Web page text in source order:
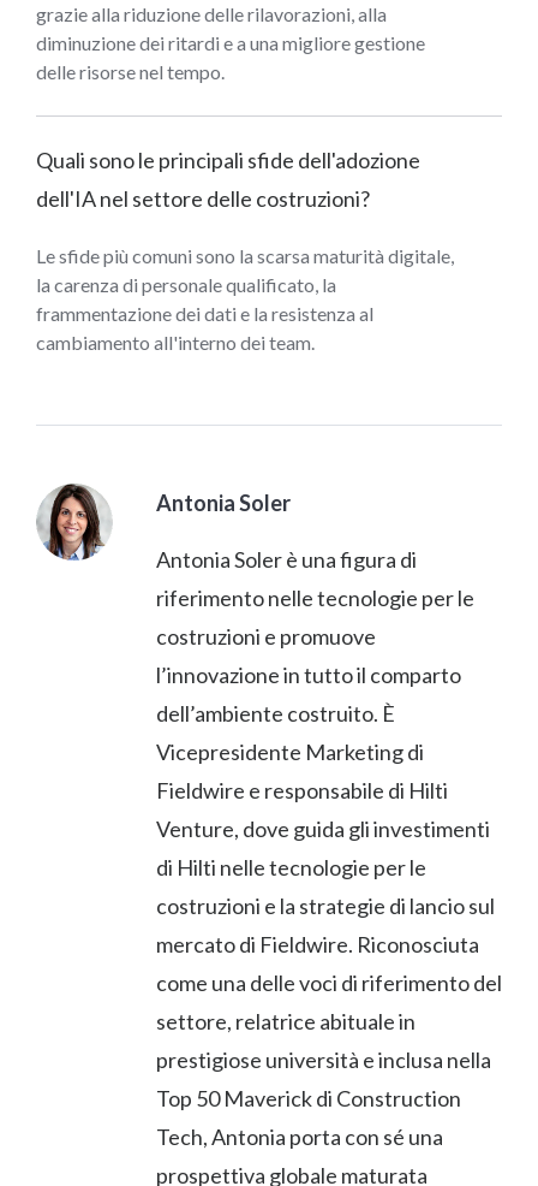
grazie alla riduzione delle rilavorazioni, alla
diminuzione dei ritardi e a una migliore gestione
delle risorse nel tempo.
Quali sono le principali sfide dell'adozione
dell'IA nel settore delle costruzioni?
Le sfide più comuni sono la scarsa maturità digitale,
la carenza di personale qualificato, la
frammentazione dei dati e la resistenza al
cambiamento all'interno dei team.
Antonia Soler
Antonia Soler è una figura di
riferimento nelle tecnologie per le
costruzioni e promuove
l’innovazione in tutto il comparto
dell’ambiente costruito. È
Vicepresidente Marketing di
Fieldwire e responsabile di Hilti
Venture, dove guida gli investimenti
di Hilti nelle tecnologie per le
costruzioni e la strategie di lancio sul
mercato di Fieldwire. Riconosciuta
come una delle voci di riferimento del
settore, relatrice abituale in
prestigiose università e inclusa nella
Top 50 Maverick di Construction
Tech, Antonia porta con sé una
prospettiva globale maturata